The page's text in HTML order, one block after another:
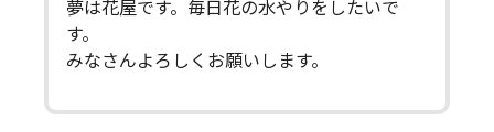
夢は花屋です。毎日花の水やりをしたいで
す。
みなさんよろしくお願いします。